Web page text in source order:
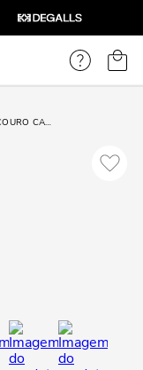
MOCASSIM COURO CAMURÇA CINZA FOG